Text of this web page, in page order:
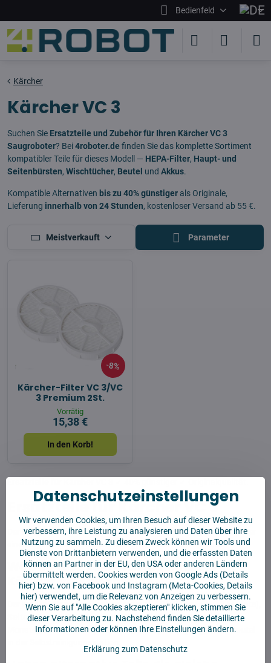
Bedienfeld
Kärcher
Kärcher VC 3
Suchen Sie Ersatzteile und Zubehör für Ihren Kärcher VC 3
Saugroboter? Bei4roboter.de finden Sie das komplette Sortiment
kompatibler Teile für dieses Modell — HEPA-Filter, Haupt- und
Seitenbürsten, Wischtücher, Beutel und Akkus.
Kompatible Alternativen bis zu 40% günstiger als Originale,
Lieferung innerhalb von 24 Stunden, kostenloser Versand ab 55 €.
Meistverkauft Parameter
8%
Kärcher-Filter VC 3/VC
3 Premium 2St.
Vorrätig
15,38 €
In den Korb!
Ersatzteile für Kärcher VC 3
Der SaugroboterKärcher VC 3benötigt für eine lange Lebensdauer
einen regelmäßigen Austausch von Verbrauchsmaterialien.
Welche Teile sollte ich regelmäßig im
Kärcher VC 3 wechseln?
Der regelmäßige Austausch erfordert:HEPA-Filter(alle 2-3 Monate),
Seitenbürsten(3-6 Monate),rotierende Hauptbürste(6-12
Monate),Wischtücher (nach ca. 30-50 Zyklen), gelegentlichBeutel
Datenschutzeinstellungen
Wir verwenden Cookies, um Ihren Besuch auf dieser Website zu
verbessern, ihre Leistung zu analysieren und Daten über ihre
Nutzung zu sammeln. Zu diesem Zweck können wir Tools und
Dienste von Drittanbietern verwenden, und die erfassten Daten
können an Partner in der EU, den USA oder anderen Ländern
übermittelt werden. Cookies werden von Google Ads (Details
hier) bzw. von Facebook und Instagram (Meta-Cookies, Details
hier) verwendet, um die Relevanz von Anzeigen zu verbessern.
Wenn Sie auf "Alle Cookies akzeptieren" klicken, stimmen Sie
dieser Verarbeitung zu. Nachstehend finden Sie detaillierte
Informationen oder können Ihre Einstellungen ändern.
Erklärung zum Datenschutz